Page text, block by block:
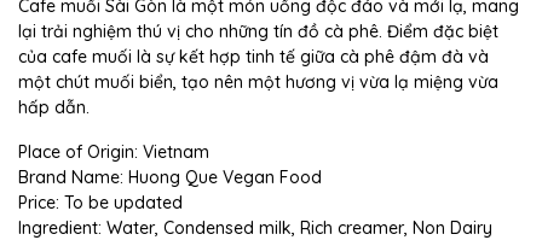
Cafe muối Sài Gòn là một món uống độc đáo và mới lạ, mang
lại trải nghiệm thú vị cho những tín đồ cà phê. Điểm đặc biệt
của cafe muối là sự kết hợp tinh tế giữa cà phê đậm đà và
một chút muối biển, tạo nên một hương vị vừa lạ miệng vừa
hấp dẫn.
Place of Origin: Vietnam
Brand Name: Huong Que Vegan Food
Price: To be updated
Ingredient: Water, Condensed milk, Rich creamer, Non Dairy